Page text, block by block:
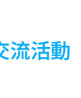
流活動